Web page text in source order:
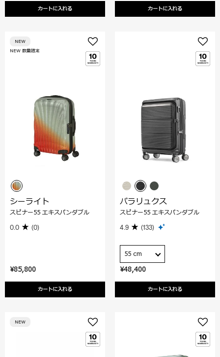
カートに入れる カートに入れる
¥85,800
カートに入れる
NEW 数量限定
NEW
シーライト
スピナー55 エキスパンダブル
0.0 (0)
¥48,400
カートに入れる
パラリュクス
スピナー55 エキスパンダブル
4.9 (133)
55 cm
NEW